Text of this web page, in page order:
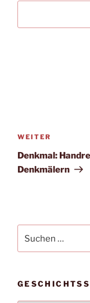
Nächster
Beitrag
WEITER
Denkmal:
Denkmälern
nach: